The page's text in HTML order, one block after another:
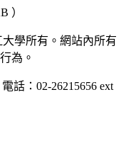
）
學所有。網站內所有
為。
話：02-26215656 ext